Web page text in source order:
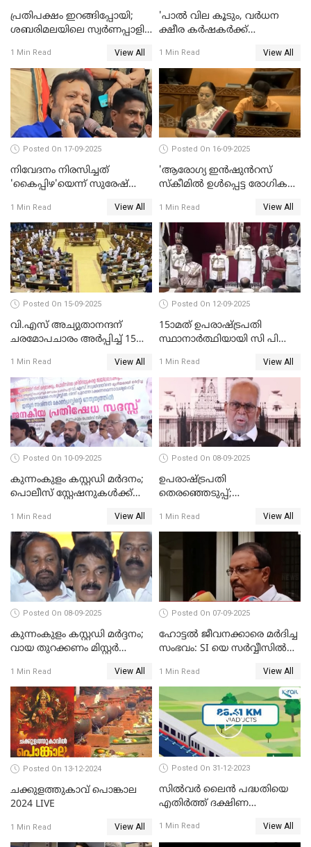
പ്രതിപക്ഷം ഇറങ്ങിപ്പോയി;
ശബരിമലയിലെ സ്വർണപ്പാളി
പ്രമേയത്തിന് അനുമതിയില്ല
WATCH VIDEO
1 Min Read View All
'പാൽ വില കൂടും, വർധന
ക്ഷീര കർഷകർക്ക്
ജെ ചിഞ്ചുറാണി
1 Min Read View All
Posted On 17-09-2025
നിവേദനം നിരസിച്ചത്
'കൈപ്പിഴ'യെന്ന് സുരേഷ്
1 Min Read View All
Posted On 16-09-2025
'ആരോഗ്യ ഇൻഷുൻറസ്
സ്കീമിൽ ഉൾപ്പെട്ട രോഗികൾ
വാങ്ങി നൽകേണ്ട സാഹചര്യം
ഇല്ല'; വീണ ജോർജ് WATCH
VIDEO
1 Min Read View All
Posted On 15-09-2025
വി.എസ് അച്യുതാനന്ദന്
ചരമോപചാരം അർപ്പിച്ച് 15-ാം
സമ്മേളനത്തിന് തുടക്കം
WATCH VIDEO
1 Min Read View All
Posted On 12-09-2025
15ാമത് ഉപരാഷ്ട്രപതി
സ്ഥാനാര്‍ത്ഥിയായി സി പി
സത്യപ്രതിജ്ഞ ചെയ്തു
WATCH VIDEO
1 Min Read View All
Posted On 10-09-2025
കുന്നംകുളം കസ്റ്റഡി മര്‍ദനം;
പൊലീസ് സ്റ്റേഷനുകൾക്ക്
സദസ്സ്
1 Min Read View All
Posted On 08-09-2025
ഉപരാഷ്ട്രപതി
തെരഞ്ഞെടുപ്പ്;
സന്ദേശവുമായി ജസ്റ്റിസ് ബി.
1 Min Read View All
Posted On 08-09-2025
കുന്നംകുളം കസ്റ്റഡി മര്‍ദ്ദനം;
വായ തുറക്കണം മിസ്റ്റര്‍
വേണുഗോപാൽ
1 Min Read View All
Posted On 07-09-2025
ഹോട്ടൽ ജീവനക്കാരെ മർദിച്ച
സംഭവം: SI യെ സർവ്വീസിൽ
പി ഔസേപ്പ്
1 Min Read View All
Posted On 13-12-2024
ചക്കുളത്തുകാവ് പൊങ്കാല
2024 LIVE
1 Min Read View All
Posted On 31-12-2023
സില്‍വര്‍ ലൈന്‍ പദ്ധതിയെ
എതിര്‍ത്ത് ദക്ഷിണ
1 Min Read View All